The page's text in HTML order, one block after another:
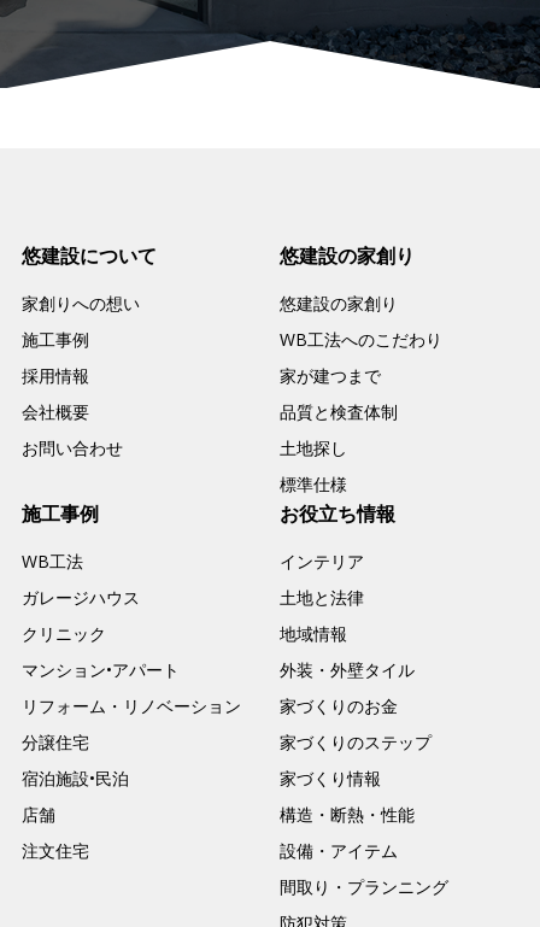
悠建設について
家創りへの想い
施工事例
採用情報
会社概要
お問い合わせ
悠建設の家創り
悠建設の家創り
WB工法へのこだわり
家が建つまで
品質と検査体制
土地探し
標準仕様
施工事例
WB工法
ガレージハウス
クリニック
マンション•アパート
リフォーム・リノベーション
分譲住宅
宿泊施設•民泊
店舗
注文住宅
お役立ち情報
インテリア
土地と法律
地域情報
外装・外壁タイル
家づくりのお金
家づくりのステップ
家づくり情報
構造・断熱・性能
設備・アイテム
間取り・プランニング